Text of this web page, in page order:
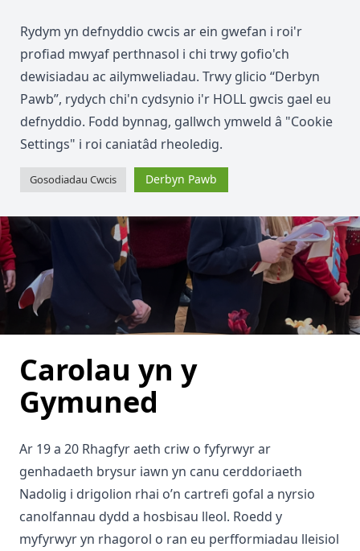
Carolau yn y
Gymuned
Ar 19 a 20 Rhagfyr aeth criw o fyfyrwyr ar
genhadaeth brysur iawn yn canu cerddoriaeth
Nadolig i drigolion rhai o’n cartrefi gofal a nyrsio
canolfannau dydd a hosbisau lleol. Roedd y
myfyrwyr yn rhagorol o ran eu perfformiadau lleisiol
Rydym yn defnyddio cwcis ar ein gwefan i roi'r
profiad mwyaf perthnasol i chi trwy gofio'ch
dewisiadau ac ailymweliadau. Trwy glicio “Derbyn
Pawb”, rydych chi'n cydsynio i'r HOLL gwcis gael eu
defnyddio. Fodd bynnag, gallwch ymweld â "Cookie
Settings" i roi caniatâd rheoledig.
Gosodiadau Cwcis Derbyn Pawb